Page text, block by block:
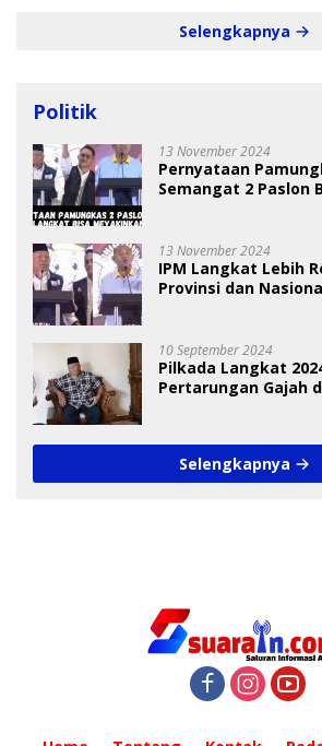
Selengkapnya
Politik
13 November 2024
Pernyataan
Semangat 2 Paslon
13 November 2024
IPM Langkat Lebih
Provinsi dan
10 September 2024
Pilkada Langkat
Pertarungan Gajah
Selengkapnya